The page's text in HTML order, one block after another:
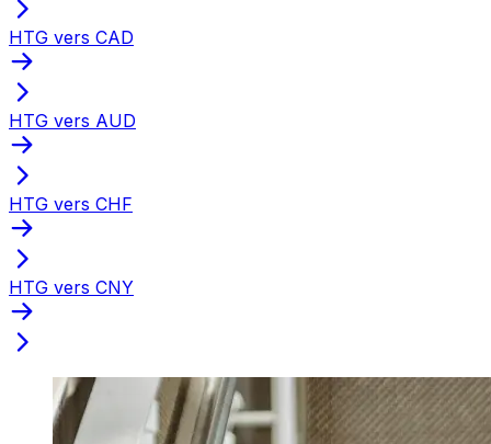
HTG vers CAD
HTG vers AUD
HTG vers CHF
HTG vers CNY